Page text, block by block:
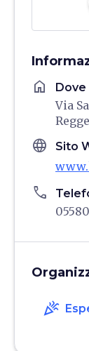
home Dove
Via
language Sito
phone
celebration